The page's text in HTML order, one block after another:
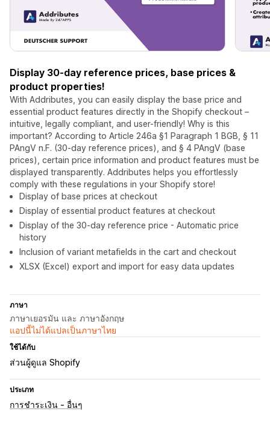
Display 30-day reference prices, base prices &
product properties!
With Addributes, you can easily display the base price and
essential product features directly in the Shopify checkout –
intuitive, legally compliant, and user-friendly! Why is this
important? According to Article 246a §1 Paragraph 1 BGB, § 11
PAngV n.F. (30-day reference prices), and § 4 PAngV (base
prices), certain price information and product features must be
displayed transparently. Addributes helps you effortlessly
comply with these regulations in your Shopify store!
Display of base prices at checkout
Display of essential product features at checkout
Display of the 30-day reference price - Automatic price
history
Inclusion of variant metafields in the cart and checkout
XLSX (Excel) export and import for easy data updates
ภาษา
ภาษาเยอรมัน และ ภาษาอังกฤษ
แอปนี้ไม่ได้แปลเป็นภาษาไทย
ใช้ได้กับ
ส่วนผู้ดูแล Shopify
ประเภท
การชำระเงิน - อื่นๆ